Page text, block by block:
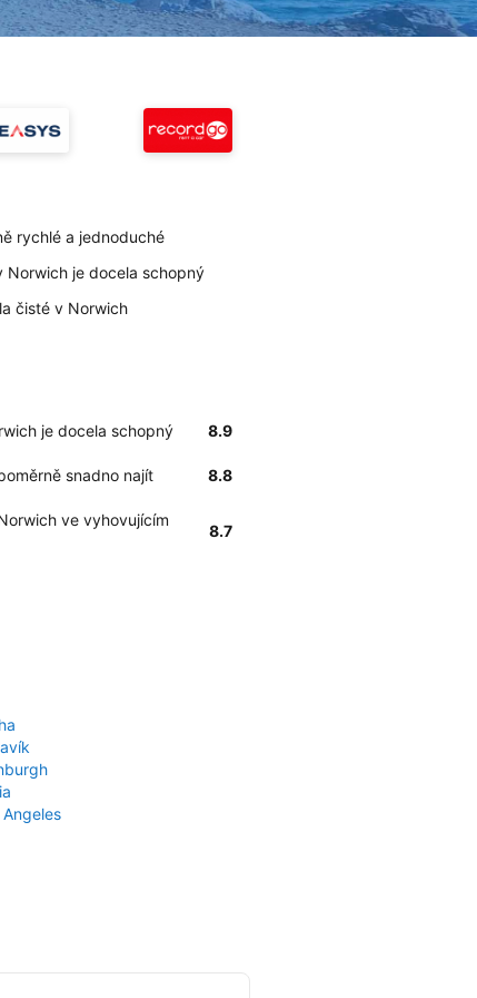
rychlé a jednoduché
Norwich je docela schopný
čisté v Norwich
je docela schopný 8.9
snadno najít 8.8
ve vyhovujícím
8.7